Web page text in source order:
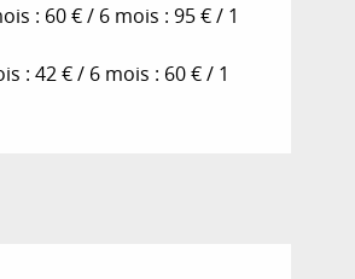
: 60 € / 6 mois : 95 € / 1
: 42 € / 6 mois : 60 € / 1